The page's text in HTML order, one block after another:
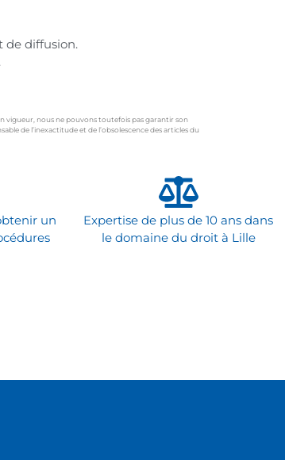
de diffusion.
vigueur, nous ne pouvons toutefois pas garantir son
de l’inexactitude et de l’obsolescence des articles du
un
Expertise de plus de 10 ans dans
le domaine du droit à Lille